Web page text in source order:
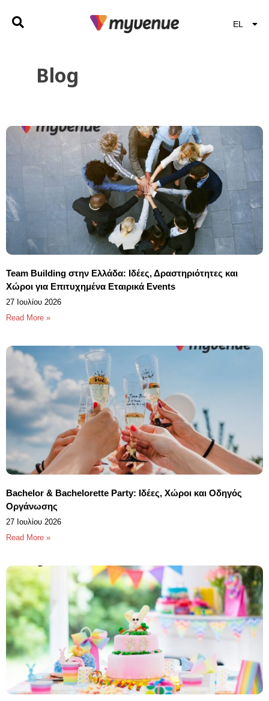
EL
EN
Blog
Team Building στην Ελλάδα: Ιδέες, Δραστηριότητες και
Χώροι για Επιτυχημένα Εταιρικά Events
27 Ιουλίου 2026
Read More »
Bachelor & Bachelorette Party: Ιδέες, Χώροι και Οδηγός
Οργάνωσης
27 Ιουλίου 2026
Read More »